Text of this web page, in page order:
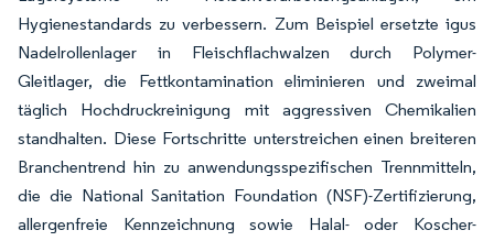
Hygienestandards zu verbessern. Zum Beispiel ersetzte igus
Nadelrollenlager in Fleischflachwalzen durch Polymer-
Gleitlager, die Fettkontamination eliminieren und zweimal
täglich Hochdruckreinigung mit aggressiven Chemikalien
standhalten. Diese Fortschritte unterstreichen einen breiteren
Branchentrend hin zu anwendungsspezifischen Trennmitteln,
die die National Sanitation Foundation (NSF)-Zertifizierung,
allergenfreie Kennzeichnung sowie Halal- oder Koscher-